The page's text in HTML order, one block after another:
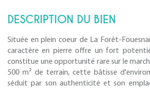
DESCRIPTION DU BIEN
Située en plein coeur de La Forêt-
caractère en pierre offre un fort
constitue une opportunité rare sur le
500 m² de terrain, cette bâtisse
séduit par son authenticité et son